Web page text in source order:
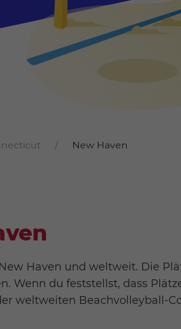
New Haven
Haven und weltweit. Die
du feststellst, dass
weltweiten Beachvolleyball-